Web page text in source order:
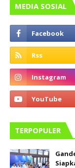
MEDIA SOSIAL
TERPOPULER